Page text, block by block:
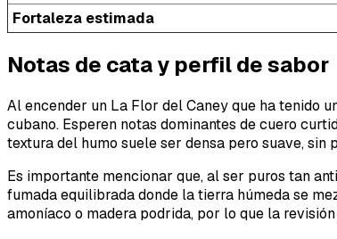
Fortaleza estimada
Notas de cata y perfil de sabor
Al encender un La Flor del Caney que ha tenido
cubano. Esperen notas dominantes de cuero
textura del humo suele ser densa pero suave,
Es importante mencionar que, al ser puros tan
fumada equilibrada donde la tierra húmeda se
amoníaco o madera podrida, por lo que la